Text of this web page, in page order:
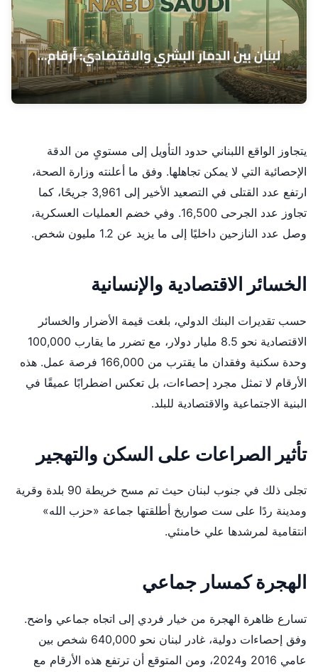
يتجاوز الواقع اللبناني حدود التأويل إلى مستوىٍ من الدقة
الإحصائية التي لا يمكن تجاهلها. وفق ما أعلنته وزارة الصحة،
ارتفع عدد القتلى في التصعيد الأخير إلى 3,961 جريحًا، كما
تجاوز عدد الجرحى 16,500. وفي خضم العمليات العسكرية،
وصل عدد النازحين داخليًا إلى ما يزيد عن 1.2 مليون شخص.
الخسائر الاقتصادية والإنسانية
حسب تقديرات البنك الدولي، بلغت قيمة الأضرار والخسائر
الاقتصادية نحو 8.5 مليار دولار، مع تضرر ما يقارب 100,000
وحدة سكنية وفقدان ما يقترب من 166,000 فرصة عمل. هذه
الأرقام لا تمثل مجرد إحصاءات، بل تعكس اضطرابًا عميقًا في
البنية الاجتماعية والاقتصادية للبلد.
تأثير الصراعات على السكن والتهجير
تجلى ذلك في جنوب لبنان حيث تم مسح خريطة 90 بلدة وقرية
ومدينة ردًا على ست صواريخ أطلقتها جماعة «حزب الله»
انتقامية لمرشدها علي خامنئي.
الهجرة كمسار جماعي
تسارع ظاهرة الهجرة من خيار فردي إلى اتجاه جماعي واضح.
وفق إحصاءات دولية، غادر لبنان نحو 640,000 شخص بين
عامي 2016 و2024، ومن المتوقع أن ترتفع هذه الأرقام مع